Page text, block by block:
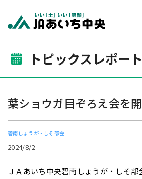
トピックスレポート
葉ショウガ目ぞろえ会を
碧南しょうが・しそ部会
2024/8/2
ＪＡあいち中央碧南しょうが・しそ